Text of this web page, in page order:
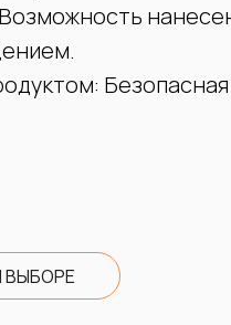
ВЫБОРЕ